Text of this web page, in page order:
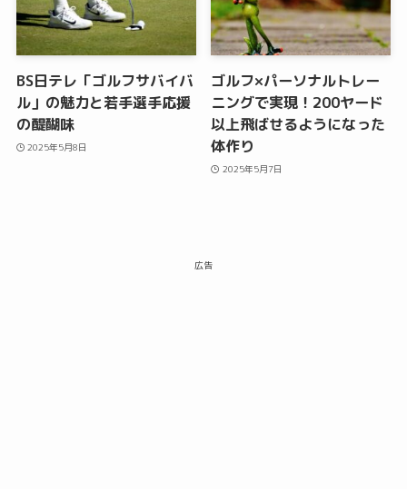
BS日テレ「ゴルフサバイバ
ル」の魅力と若手選手応援
の醍醐味
2025年5月8日
ゴルフ×パーソナルトレー
ニングで実現！200ヤード
以上飛ばせるようになった
体作り
2025年5月7日
広告